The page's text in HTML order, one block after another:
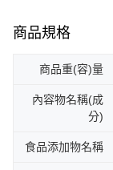
商品規格
商品重(容)量
內容物名稱(成
分)
食品添加物名稱